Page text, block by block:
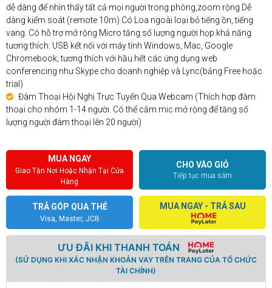
dễ dàng để nhìn thấy tất cả mọi người trong phòng,zoom rộng Dễ
dàng kiểm soát (remote 10m).Có Loa ngoài loại bỏ tiếng ồn, tiếng
vang. Có hỗ trợ mở rộng Micro tăng số lượng người họp.khả năng
tương thích: USB kết nối với máy tính Windows, Mac, Google
Chromebook; tương thích với hầu hết các ứng dụng web
conferencing như Skype cho doanh nghiệp và Lync(bảng Free hoặc
trial)
Đàm Thoại Hội Nghị Trực Tuyến Qua Webcam (Thích hợp đàm
thoại cho nhóm 1-14 người. Có thể cắm mic mở rộng để tăng số
lượng người đàm thoại lên 20 người)
CHO VÀO GIỎ
Tiếp tục mua sắm
MUA NGAY
Giao Tận Nơi Hoặc Nhận Tại Cửa
Hàng
TRẢ GÓP QUA THẺ
Visa, Master, JCB
MUA NGAY - TRẢ SAU
ƯU ĐÃI KHI THANH TOÁN
(SỬ DỤNG KHI XÁC NHẬN KHOẢN VAY TRÊN TRANG CỦA TỔ CHỨC
TÀI CHÍNH)